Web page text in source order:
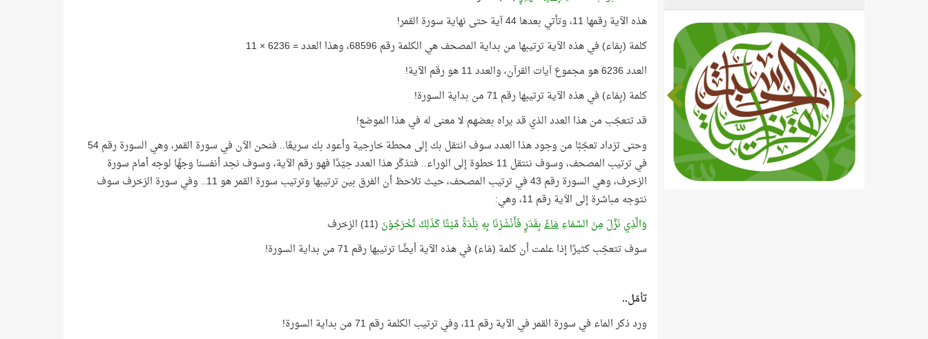
هذه الآية رقمها 11، وتأتي بعدها 44 آية حتى نهاية سورة القمر!
كلمة (بِمَاء) في هذه الآية ترتيبها من بداية المصحف هي الكلمة رقم 68596، وهذا العدد = 6236 × 11
العدد 6236 هو مجموع آيات القرآن، والعدد 11 هو رقم الآية!
كلمة (بِمَاء) في هذه الآية ترتيبها رقم 71 من بداية السورة!
قد تتعجّب من هذا العدد الذي قد يراه بعضهم لا معنى له في هذا الموضع!
وحتى تزداد تعجّبًا من وجود هذا العدد سوف انتقل بك إلى محطة خارجية وأعود بك سريعًا.. فنحن الآن في سورة القمر، وهي السورة رقم 54
في ترتيب المصحف، وسوف ننتقل 11 خطوة إلى الوراء.. فتذكّر هذا العدد جيّدًا فهو رقم الآية، وسوف نجد أنفسنا وجهًا لوجه أمام سورة
الزخرف، وهي السورة رقم 43 في ترتيب المصحف، حيث تلاحظ أن الفرق بين ترتيبها وترتيب سورة القمر هو 11.. وفي سورة الزخرف سوف
نتوجه مباشرة إلى الآية رقم 11، وهي:
وَالَّذِي نَزَّلَ مِنَ السَّمَاءِمَاءًبِقَدَرٍ فَأَنْشَرْنَا بِهِ بَلْدَةً مَّيْتًا كَذَلِكَ تُخْرَجُوْنَ (11) الزخرف
سوف تتعجّب كثيرًا إذا علمت أن كلمة (مَاء) في هذه الآية أيضًا ترتيبها رقم 71 من بداية السورة!
تأمّل..
ورد ذكر الماء في سورة القمر في الآية رقم 11، وفي ترتيب الكلمة رقم 71 من بداية السورة!